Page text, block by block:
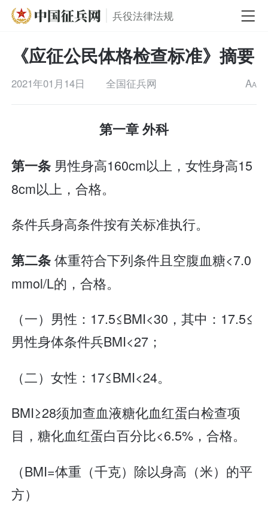
兵役法律法规
《应征公民体格检查标准》摘要
2021年01月14日 全国征兵网 AA
第一章 外科
第一条 男性身高160cm以上，女性身高15
8cm以上，合格。
条件兵身高条件按有关标准执行。
第二条体重符合下列条件且空腹血糖<7.0
mmol/L的，合格。
（一）男性：17.5≤BMI<30，其中：17.5≤
男性身体条件兵BMI<27；
（二）女性：17≤BMI<24。
BMI≥28须加查血液糖化血红蛋白检查项
目，糖化血红蛋白百分比<6.5%，合格。
（BMI=体重（千克）除以身高（米）的平
方）